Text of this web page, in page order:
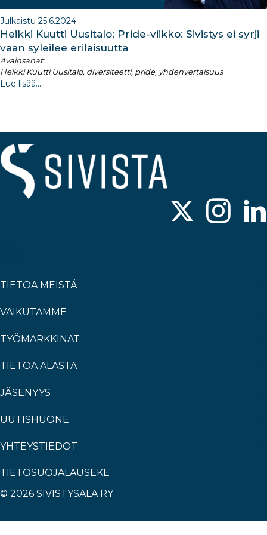
Julkaistu 25.6.2024
Heikki Kuutti Uusitalo: Pride-viikko: Sivistys ei syrji
vaan syleilee erilaisuutta
Avainsanat:
Heikki Kuutti Uusitalo, diversiteetti, pride, yhdenvertaisuus
Lue lisää...
TIETOA MEISTÄ
VAIKUTAMME
TYÖMARKKINAT
TIETOA ALASTA
JÄSENYYS
UUTISHUONE
YHTEYSTIEDOT
TIETOSUOJALAUSEKE
© 2026 SIVISTYSALA RY